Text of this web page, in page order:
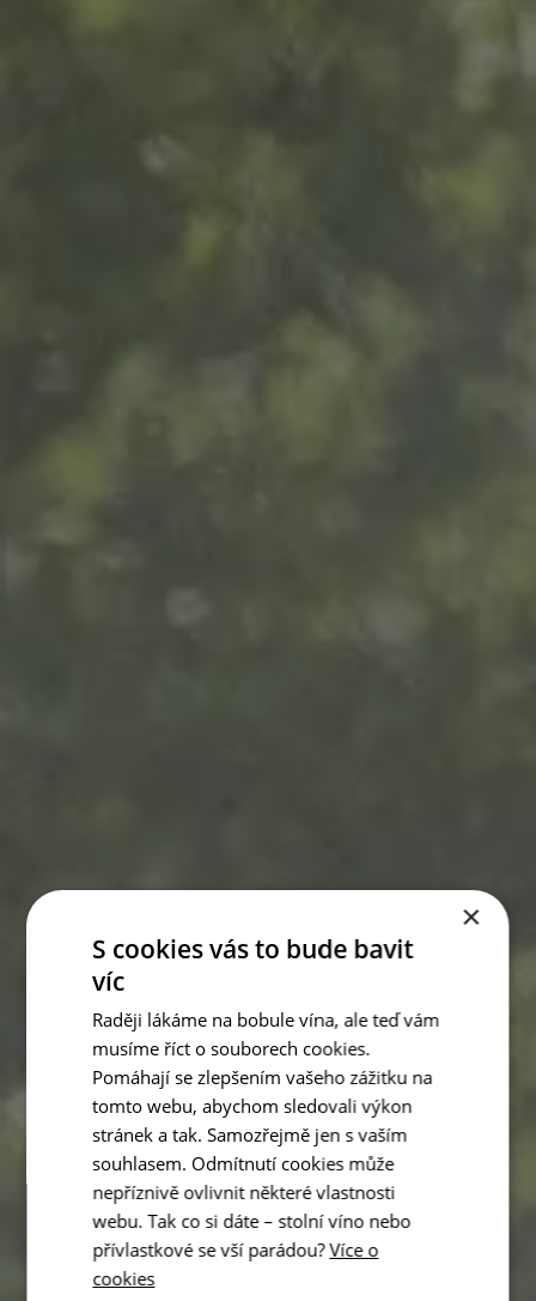
×
S cookies vás to bude bavit
víc
Raději lákáme na bobule vína, ale teď vám
musíme říct o souborech cookies.
Pomáhají se zlepšením vašeho zážitku na
tomto webu, abychom sledovali výkon
stránek a tak. Samozřejmě jen s vaším
souhlasem. Odmítnutí cookies může
nepříznivě ovlivnit některé vlastnosti
webu. Tak co si dáte – stolní víno nebo
přívlastkové se vší parádou?Více o
cookies